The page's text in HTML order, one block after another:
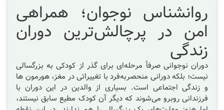
روانشناس نوجوان؛ همراهی
امن در پرچالش‌ترین دوران
زندگی
دوران نوجوانی صرفاً مرحله‌ای برای گذر از کودکی به بزرگسالی
نیست؛ بلکه دورانی منحصر‌به‌فرد با تغییراتی در مغز، هورمون ها
و زندگی اجتماعی است. بسیاری از والدین در این دوران با
فرزندانی روبرو می‌شوند که دیگر آن کودک مطیع سابق نیستند،